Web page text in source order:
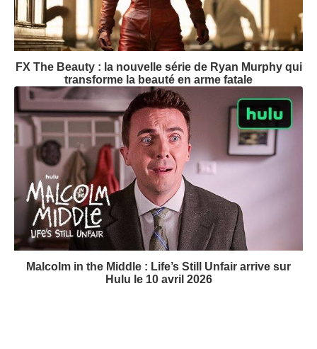
FX The Beauty : la nouvelle série de Ryan Murphy qui
transforme la beauté en arme fatale
Malcolm in the Middle : Life’s Still Unfair arrive sur
Hulu le 10 avril 2026